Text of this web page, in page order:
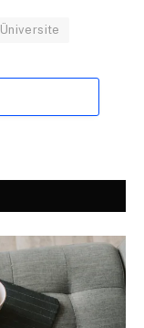
Üniversite